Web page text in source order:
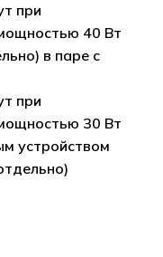
при
40 Вт
в паре с
при
30 Вт
устройством